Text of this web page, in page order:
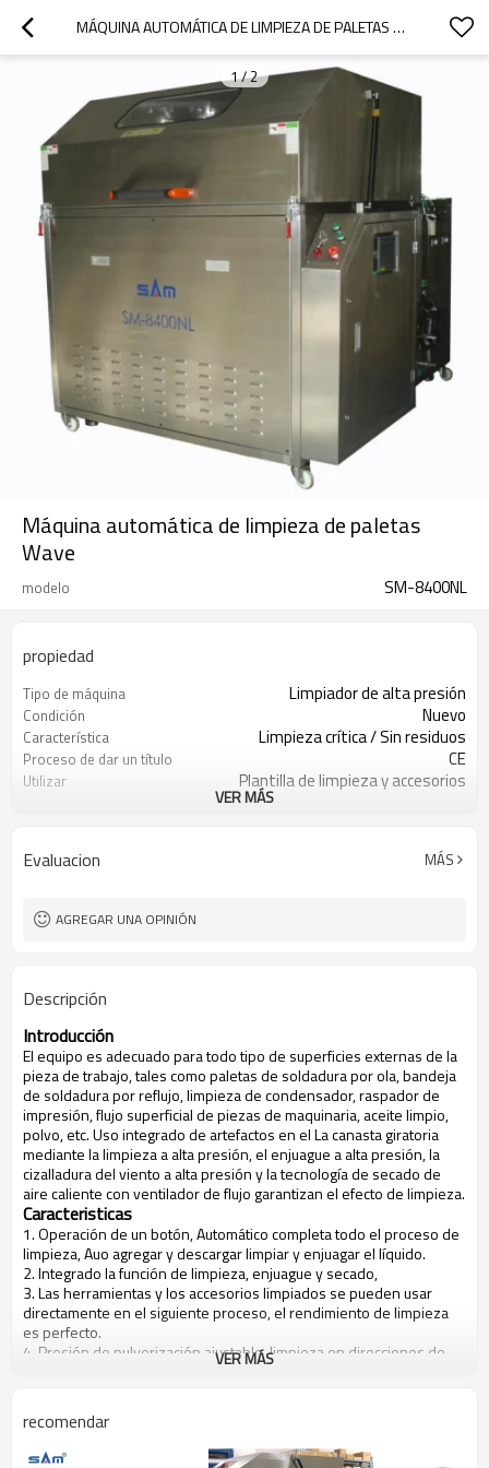
MÁQUINA AUTOMÁTICA DE LIMPIEZA DE PALETAS WAVE
1/2
Máquina automática de limpieza de paletas
Wave
modelo SM-8400NL
propiedad
Tipo de máquina Limpiador de alta presión
Condición Nuevo
Característica Limpieza crítica / Sin residuos
Proceso de dar un título CE
Utilizar Plantilla de limpieza y accesorios
Industria electrónica
Material Metal / bobina
VER MÁS
Evaluacion MÁS
AGREGAR UNA OPINIÓN
Descripción
Introducción
El equipo es adecuado para todo tipo de superficies externas de la
pieza de trabajo, tales como paletas de soldadura por ola, bandeja
de soldadura por reflujo, limpieza de condensador, raspador de
impresión, flujo superficial de piezas de maquinaria, aceite limpio,
polvo, etc. Uso integrado de artefactos en el La canasta giratoria
mediante la limpieza a alta presión, el enjuague a alta presión, la
cizalladura del viento a alta presión y la tecnología de secado de
aire caliente con ventilador de flujo garantizan el efecto de limpieza.
Caracteristicas
1. Operación de un botón, Automático completa todo el proceso de
limpieza, Auo agregar y descargar limpiar y enjuagar el líquido.
2. Integrado la función de limpieza, enjuague y secado,
3. Las herramientas y los accesorios limpiados se pueden usar
directamente en el siguiente proceso, el rendimiento de limpieza
es perfecto.
4. Presión de pulverización ajustable, limpieza en direcciones de
6. El sistema de filtración de circulación líquida y de enjuague de alto
rendimiento, el sistema de limpieza de rociado en la cámara
hermética y el mantenimiento del agente de limpieza por más
VER MÁS
recomendar